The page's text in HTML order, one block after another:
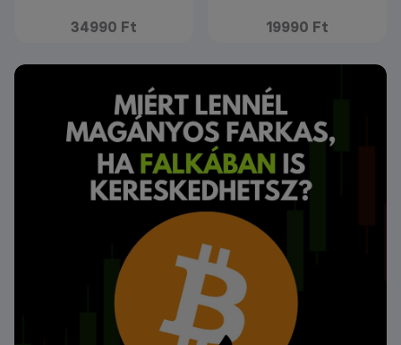
34990 Ft 19990 Ft